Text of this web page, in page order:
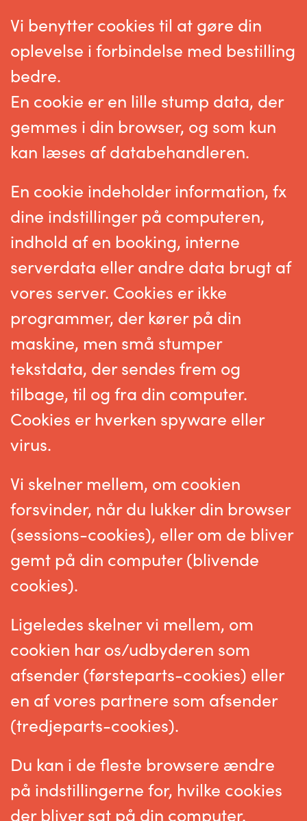
Vi benytter cookies til at gøre din
oplevelse i forbindelse med bestilling
bedre.
En cookie er en lille stump data, der
gemmes i din browser, og som kun
kan læses af databehandleren.
En cookie indeholder information, fx
dine indstillinger på computeren,
indhold af en booking, interne
serverdata eller andre data brugt af
vores server. Cookies er ikke
programmer, der kører på din
maskine, men små stumper
tekstdata, der sendes frem og
tilbage, til og fra din computer.
Cookies er hverken spyware eller
virus.
Vi skelner mellem, om cookien
forsvinder, når du lukker din browser
(sessions-cookies), eller om de bliver
gemt på din computer (blivende
cookies).
Ligeledes skelner vi mellem, om
cookien har os/udbyderen som
afsender (førsteparts-cookies) eller
en af vores partnere som afsender
(tredjeparts-cookies).
Du kan i de fleste browsere ændre
på indstillingerne for, hvilke cookies
der bliver sat på din computer.